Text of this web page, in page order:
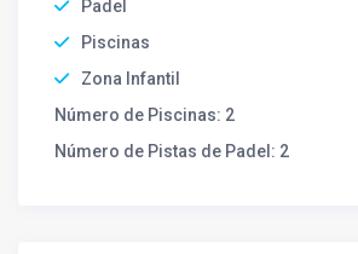
Padel
Piscinas
Zona Infantil
Número de Piscinas: 2
Número de Pistas de Padel: 2